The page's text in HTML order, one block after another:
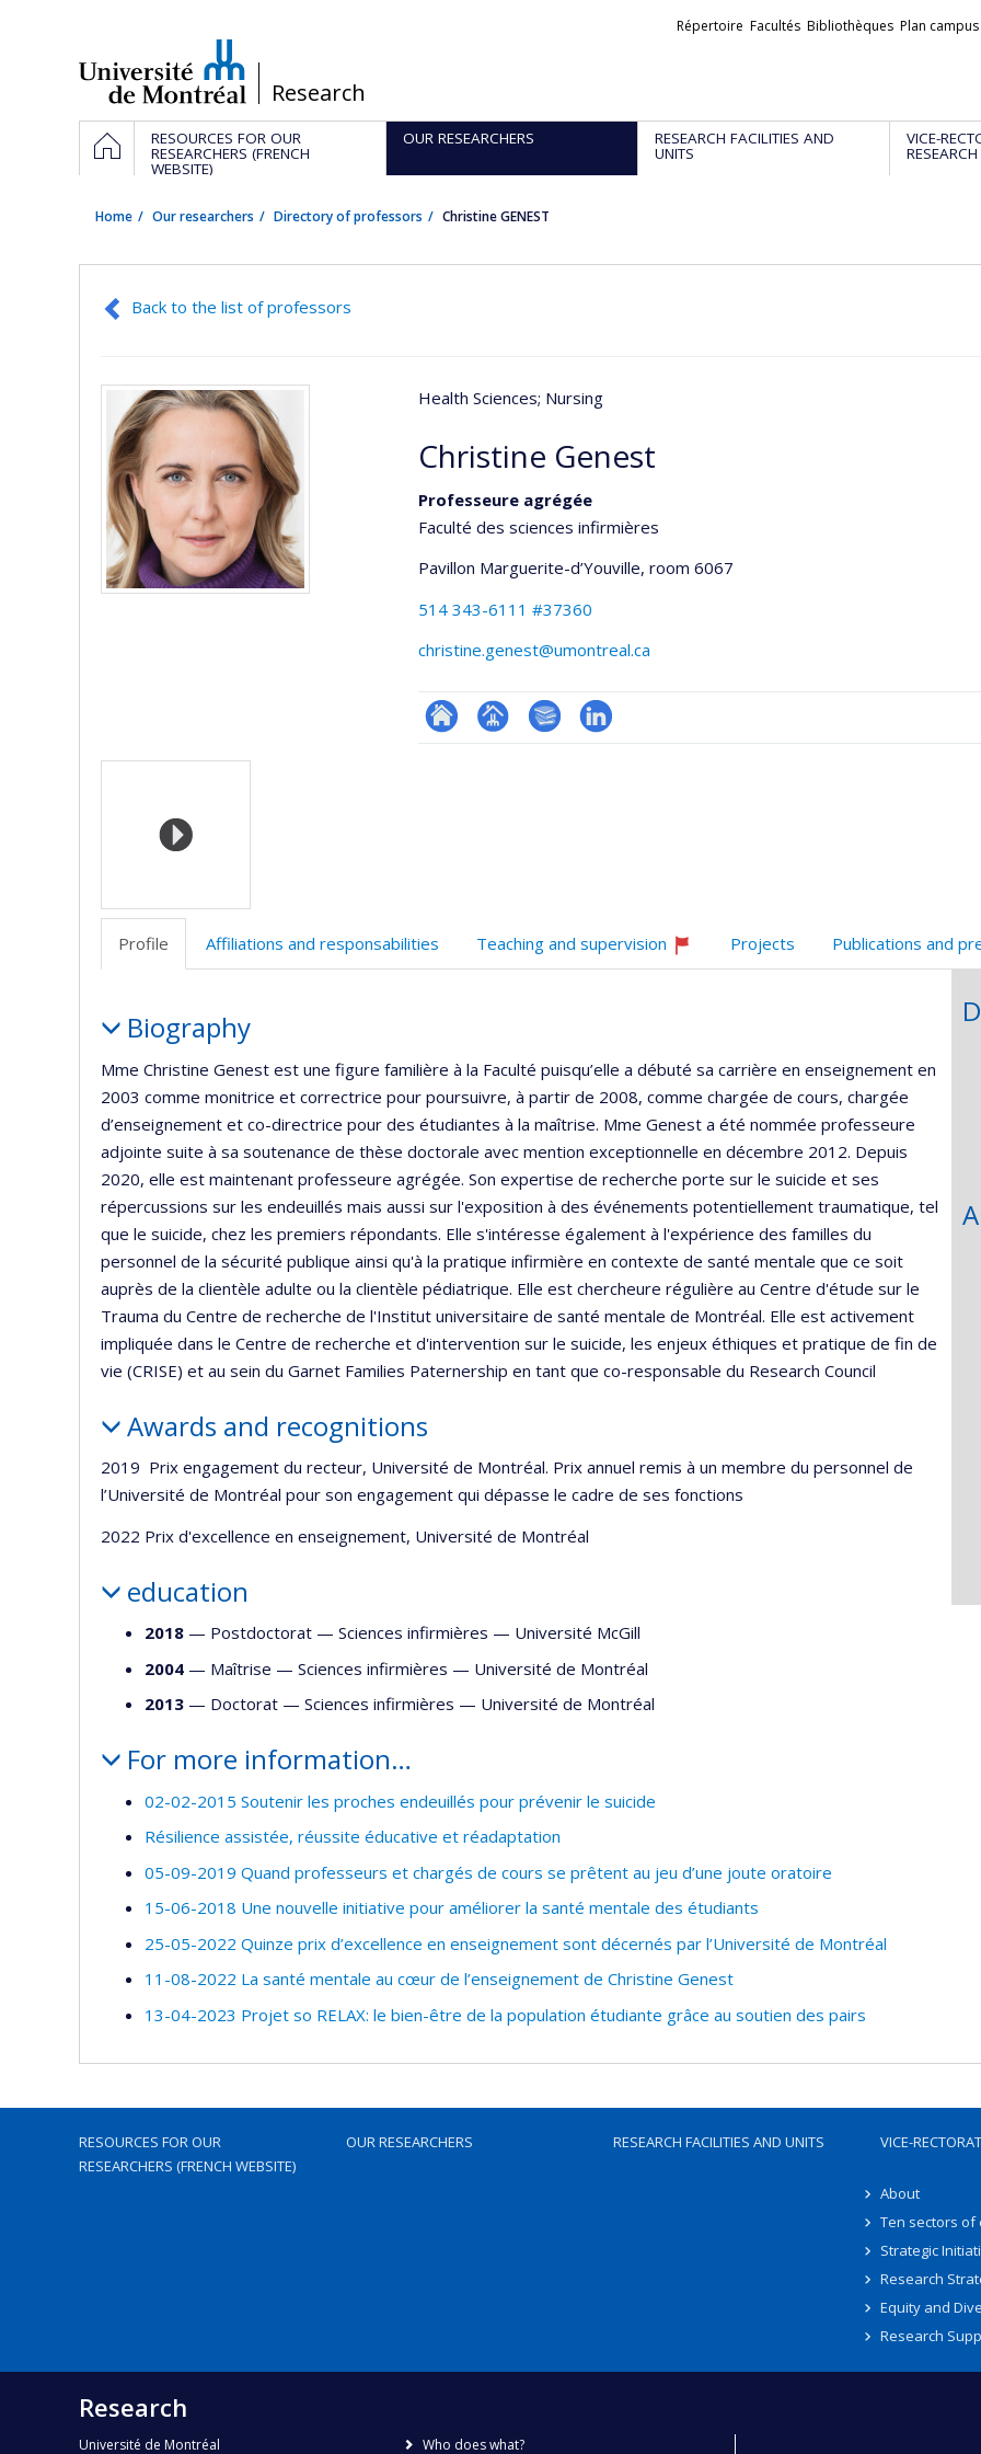
/Research
Liens
Répertoire Facultés Bibliothèques Plan campus
Navigation
principale
HOMERESOURCES FOR OUR
RESEARCHERS (FRENCH
WEBSITE)
OUR RESEARCHERS RESEARCH FACILITIES AND
UNITS
VICE-
RESEARCH
Home Our researchers Directory of professors Christine GENEST
Back to the list of professors
Health Sciences; Nursing
Christine Genest
Professeure agrégée
Faculté des sciences infirmières
Pavillon Marguerite-d’Youville, room 6067
514 343-6111 #37360
christine.genest@umontreal.ca
ResearchGate
Page Bibliographie
LinkedIn
Media
Profile Affiliations and responsabilities
Teaching and supervision
Currently
Projects Publications and
Biography
Mme Christine Genest est une figure familière à la Faculté puisqu’elle a débuté sa carrière en enseignement en
2003 comme monitrice et correctrice pour poursuivre, à partir de 2008, comme chargée de cours, chargée
d’enseignement et co-directrice pour des étudiantes à la maîtrise. Mme Genest a été nommée professeure
adjointe suite à sa soutenance de thèse doctorale avec mention exceptionnelle en décembre 2012. Depuis
2020, elle est maintenant professeure agrégée. Son expertise de recherche porte sur le suicide et ses
répercussions sur les endeuillés mais aussi sur l'exposition à des événements potentiellement traumatique, tel
que le suicide, chez les premiers répondants. Elle s'intéresse également à l'expérience des familles du
personnel de la sécurité publique ainsi qu'à la pratique infirmière en contexte de santé mentale que ce soit
auprès de la clientèle adulte ou la clientèle pédiatrique. Elle est chercheure régulière au Centre d'étude sur le
Trauma du Centre de recherche de l'Institut universitaire de santé mentale de Montréal. Elle est activement
impliquée dans le Centre de recherche et d'intervention sur le suicide, les enjeux éthiques et pratique de fin de
vie (CRISE) et au sein du Garnet Families Paternership en tant que co-responsable du Research Council
Awards and recognitions
2019 Prix engagement du recteur, Université de Montréal. Prix annuel remis à un membre du personnel de
l’Université de Montréal pour son engagement qui dépasse le cadre de ses fonctions
2022 Prix d'excellence en enseignement, Université de Montréal
education
2018 — Postdoctorat — Sciences infirmières — Université McGill
2004 — Maîtrise — Sciences infirmières — Université de Montréal
2013 — Doctorat — Sciences infirmières — Université de Montréal
For more information…
02-02-2015 Soutenir les proches endeuillés pour prévenir le suicide
Résilience assistée, réussite éducative et réadaptation
05-09-2019 Quand professeurs et chargés de cours se prêtent au jeu d’une joute oratoire
15-06-2018 Une nouvelle initiative pour améliorer la santé mentale des étudiants
25-05-2022 Quinze prix d’excellence en enseignement sont décernés par l’Université de Montréal
11-08-2022 La santé mentale au cœur de l’enseignement de Christine Genest
13-04-2023 Projet so RELAX: le bien-être de la population étudiante grâce au soutien des pairs
RESOURCES FOR OUR
RESEARCHERS (FRENCH WEBSITE)
OUR RESEARCHERS RESEARCH FACILITIES AND UNITS VICE-
About
Ten sectors of
Strategic
Research
Equity and
Research
Research
Université de Montréal Who does what?